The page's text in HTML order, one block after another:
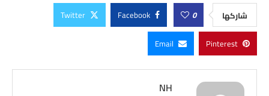
شاركها 0
Facebook
Twitter
Pinterest
Email
NH